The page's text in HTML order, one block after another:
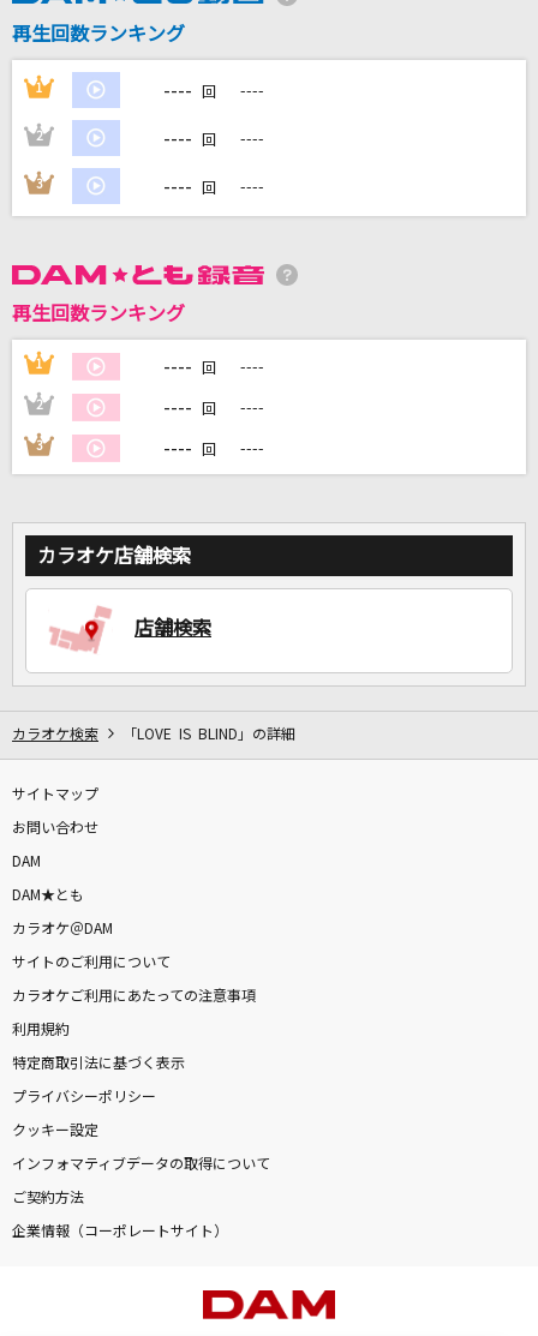
米津玄師
カラオケ最新情報をチェック！
再生回数ランキング
1 ---- 回 ----
2 ---- 回 ----
3 ---- 回 ----
再生回数ランキング
1 ---- 回 ----
2 ---- 回 ----
3 ---- 回 ----
カラオケ店舗検索
店舗検索
カラオケ検索 「LOVE IS BLIND」の詳細
サイトマップ
お問い合わせ
DAM
DAM★とも
カラオケ＠DAM
サイトのご利用について
カラオケご利用にあたっての注意事項
利用規約
特定商取引法に基づく表示
プライバシーポリシー
クッキー設定
インフォマティブデータの取得について
ご契約方法
企業情報（コーポレートサイト）